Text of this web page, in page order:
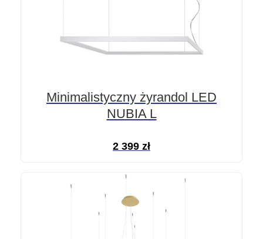
Minimalistyczny żyrandol LED
NUBIA L
2 399 zł